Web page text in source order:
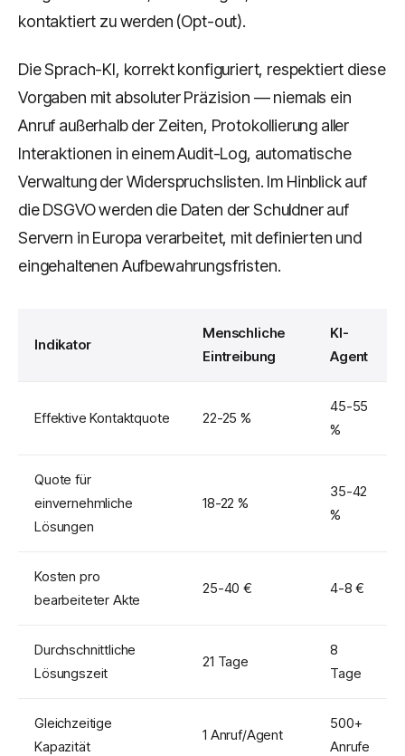
kontaktiert zu werden (Opt-out).
Die Sprach-KI, korrekt konfiguriert, respektiert diese
Vorgaben mit absoluter Präzision — niemals ein
Anruf außerhalb der Zeiten, Protokollierung aller
Interaktionen in einem Audit-Log, automatische
Verwaltung der Widerspruchslisten. Im Hinblick auf
die DSGVO werden die Daten der Schuldner auf
Servern in Europa verarbeitet, mit definierten und
eingehaltenen Aufbewahrungsfristen.
Indikator
Menschliche
Eintreibung
KI-
Agent
Effektive Kontaktquote 22-25 %
45-55
%
Quote für
einvernehmliche
Lösungen
18-22 %
35-42
%
Kosten pro
bearbeiteter Akte
25-40 € 4-8 €
Durchschnittliche
Lösungszeit
21 Tage
8
Tage
Gleichzeitige
Kapazität
1 Anruf/Agent
500+
Anrufe